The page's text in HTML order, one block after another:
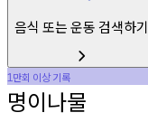
음식 또는 운동 검색하기
1만회 이상기록
명이나물